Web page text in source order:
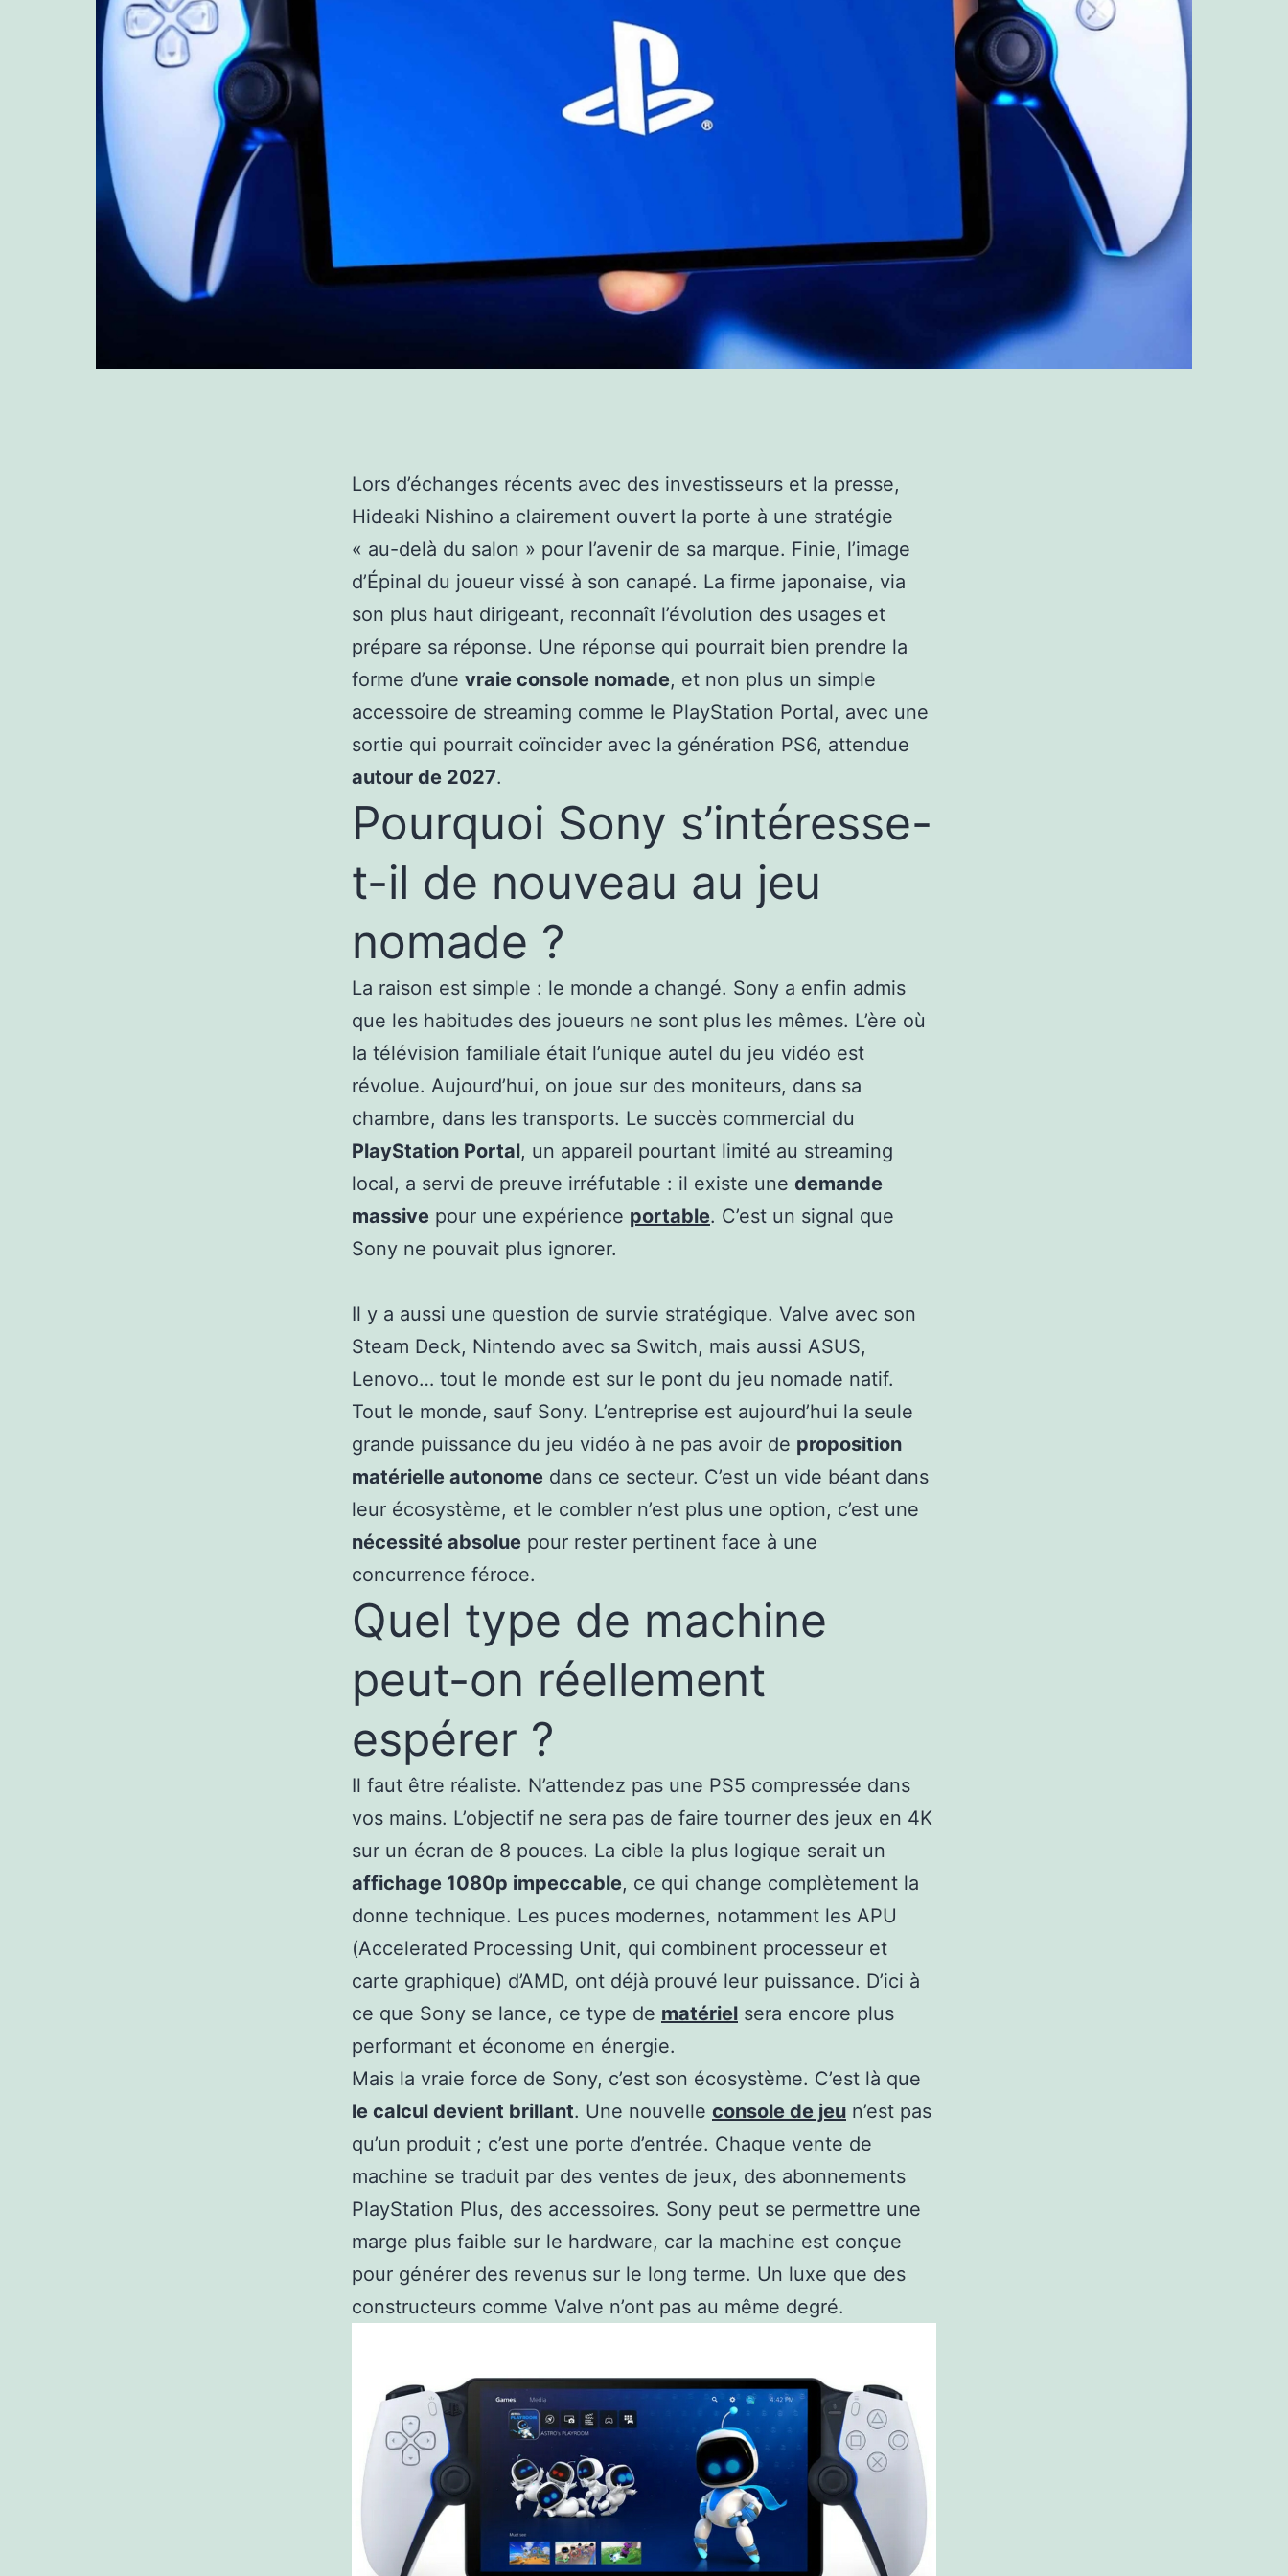
Lors d’échanges récents avec des investisseurs et la presse,
Hideaki Nishino a clairement ouvert la porte à une stratégie
« au-delà du salon » pour l’avenir de sa marque. Finie, l’image
d’Épinal du joueur vissé à son canapé. La firme japonaise, via
son plus haut dirigeant, reconnaît l’évolution des usages et
prépare sa réponse. Une réponse qui pourrait bien prendre la
forme d’une vraie console nomade, et non plus un simple
accessoire de streaming comme le PlayStation Portal, avec une
sortie qui pourrait coïncider avec la génération PS6, attendue
autour de 2027.
Pourquoi Sony s’intéresse-
t-il de nouveau au jeu
nomade ?
La raison est simple : le monde a changé. Sony a enfin admis
que les habitudes des joueurs ne sont plus les mêmes. L’ère où
la télévision familiale était l’unique autel du jeu vidéo est
révolue. Aujourd’hui, on joue sur des moniteurs, dans sa
chambre, dans les transports. Le succès commercial du
PlayStation Portal, un appareil pourtant limité au streaming
local, a servi de preuve irréfutable : il existe une demande
massive pour une expérience portable. C’est un signal que
Sony ne pouvait plus ignorer.
Il y a aussi une question de survie stratégique. Valve avec son
Steam Deck, Nintendo avec sa Switch, mais aussi ASUS,
Lenovo… tout le monde est sur le pont du jeu nomade natif.
Tout le monde, sauf Sony. L’entreprise est aujourd’hui la seule
grande puissance du jeu vidéo à ne pas avoir de proposition
matérielle autonome dans ce secteur. C’est un vide béant dans
leur écosystème, et le combler n’est plus une option, c’est une
nécessité absolue pour rester pertinent face à une
concurrence féroce.
Quel type de machine
peut-on réellement
espérer ?
Il faut être réaliste. N’attendez pas une PS5 compressée dans
vos mains. L’objectif ne sera pas de faire tourner des jeux en 4K
sur un écran de 8 pouces. La cible la plus logique serait un
affichage 1080p impeccable, ce qui change complètement la
donne technique. Les puces modernes, notamment les APU
(Accelerated Processing Unit, qui combinent processeur et
carte graphique) d’AMD, ont déjà prouvé leur puissance. D’ici à
ce que Sony se lance, ce type de matériel sera encore plus
performant et économe en énergie.
Mais la vraie force de Sony, c’est son écosystème. C’est là que
le calcul devient brillant. Une nouvelle console de jeu n’est pas
qu’un produit ; c’est une porte d’entrée. Chaque vente de
machine se traduit par des ventes de jeux, des abonnements
PlayStation Plus, des accessoires. Sony peut se permettre une
marge plus faible sur le hardware, car la machine est conçue
pour générer des revenus sur le long terme. Un luxe que des
constructeurs comme Valve n’ont pas au même degré.